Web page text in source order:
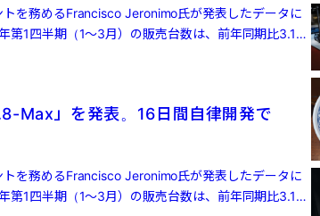
を務めるFrancisco Jeronimo氏が発表したデータに
1四半期（1～3月）の販売台数は、前年同期比3.1%
Max」を発表。16日間自律開発で
を務めるFrancisco Jeronimo氏が発表したデータに
1四半期（1～3月）の販売台数は、前年同期比3.1%